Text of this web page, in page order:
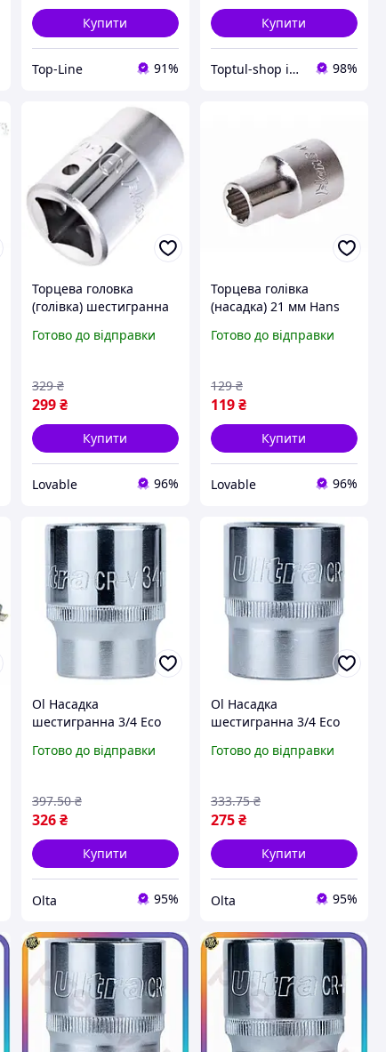
Купити
Top-Line 91%
Купити
Toptul-shop інтернет магазин 98%
Торцева головка
(голівка) шестигранна
насадка з хром-
Готово до відправки
299 ₴
329 ₴
Купити
Lovable 96%
Торцева голівка
(насадка) 21 мм Hans
ванадієвої сталі,
Готово до відправки
119₴
129 ₴
Купити
Lovable 96%
Ol Насадка
шестигранна 3/4 Eco
для ключа
біт для гайковерта
TOP22-G
Готово до відправки
326 ₴
397.50 ₴
Купити
Olta 95%
Ol Насадка
шестигранна 3/4 Eco
для гайковерта та
сталь TOP22-G
Готово до відправки
275₴
333.75 ₴
Купити
Olta 95%